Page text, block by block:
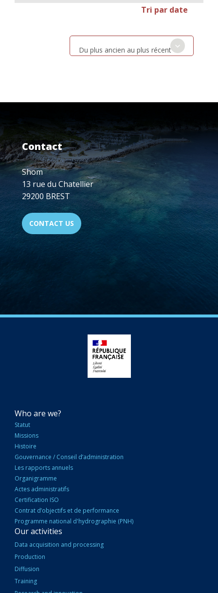
Tri par date
Du plus ancien au plus récent
Contact
Shom
13 rue du Chatellier
29200 BREST
CONTACT US
NAVIGATION
PRINCIPALE
Who are we?
Statut
Missions
Histoire
Gouvernance / Conseil d’administration
Les rapports annuels
Organigramme
Actes administratifs
Certification ISO
Contrat d’objectifs et de performance
Programme national d'hydrographie (PNH)
Our activities
Data acquisition and processing
Production
Diffusion
Training